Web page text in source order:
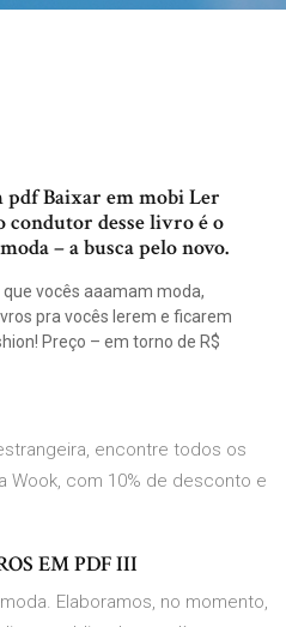
pdf Baixar em mobi Ler
condutor desse livro é o
– a busca pelo novo.
vocês aaamam moda,
pra vocês lerem e ficarem
Preço – em torno de R$
encontre todos os
Wook, com 10% de desconto e
EM PDF III
Elaboramos, no momento,